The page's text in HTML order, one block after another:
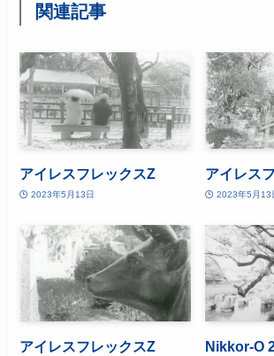
関連記事
アイレスフレックスZ
2023年5月13日
アイレス
2023年5月13
アイレスフレックスZ Nikkor-O